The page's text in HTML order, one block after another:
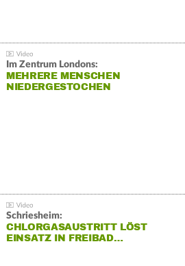
Im Zentrum Londons:
MEHRERE MENSCHEN
NIEDERGESTOCHEN
Schriesheim:
CHLORGASAUSTRITT LÖST
EINSATZ IN FREIBAD…